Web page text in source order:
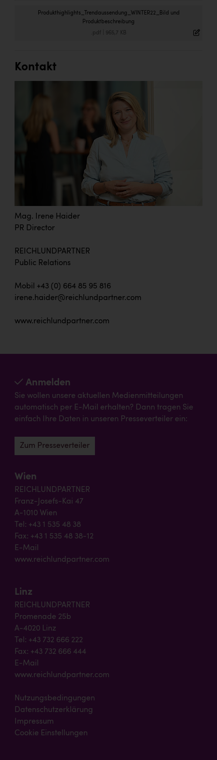
Produkthighlights_Trendaussendung_WINTER22_Bild und
Produktbeschreibung
.pdf 965,7 KB
Kontakt
Mag. Irene Haider
PR Director
REICHLUNDPARTNER
Public Relations
Mobil +43 (0) 664 85 95 816
irene.haider@reichlundpartner.com
www.reichlundpartner.com
Anmelden
Sie wollen unsere aktuellen Medienmitteilungen
automatisch per E-Mail erhalten? Dann tragen Sie
einfach Ihre Daten in unseren Presseverteiler ein:
Zum Presseverteiler
Wien
REICHLUNDPARTNER
Franz-Josefs-Kai 47
A-1010 Wien
Tel: +43 1 535 48 38
Fax: +43 1 535 48 38-12
E-Mail
www.reichlundpartner.com
Linz
REICHLUNDPARTNER
Promenade 25b
A-4020 Linz
Tel: +43 732 666 222
Fax: +43 732 666 444
E-Mail
www.reichlundpartner.com
Nutzungsbedingungen
Datenschutzerklärung
Impressum
Cookie Einstellungen